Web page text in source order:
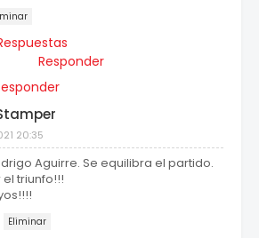
Responder
20:35
Aguirre. Se equilibra el partido.
triunfo!!!
Eliminar